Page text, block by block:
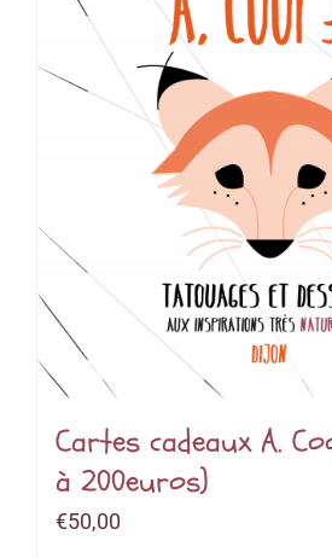
Cartes cadeaux A.
à 200euros)
€50,00